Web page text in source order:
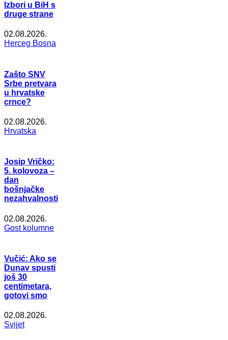
Izbori u BiH s
druge strane
02.08.2026.
Herceg Bosna
Zašto SNV
Srbe pretvara
u hrvatske
crnce?
02.08.2026.
Hrvatska
Josip Vričko:
5. kolovoza –
dan
bošnjačke
nezahvalnosti
02.08.2026.
Gost kolumne
Vučić: Ako se
Dunav spusti
još 30
centimetara,
gotovi smo
02.08.2026.
Svijet